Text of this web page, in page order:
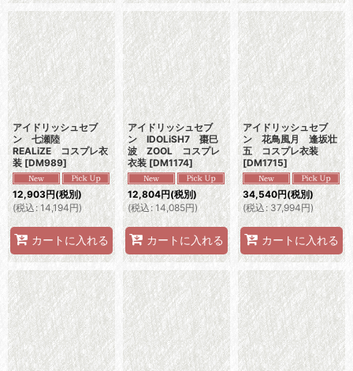
アイドリッシュセブ
ン 七瀬陸
REALiZE コスプレ衣
装 [DM989]
12,903円(税別)
(税込: 14,194円)
カートに入れる
アイドリッシュセブ
ン IDOLiSH7 棗巳
波 ZOOL コスプレ
衣装 [DM1174]
12,804円(税別)
(税込: 14,085円)
カートに入れる
アイドリッシュセブ
ン 花鳥風月 逢坂壮
五 コスプレ衣装
[DM1715]
34,540円(税別)
(税込: 37,994円)
カートに入れる